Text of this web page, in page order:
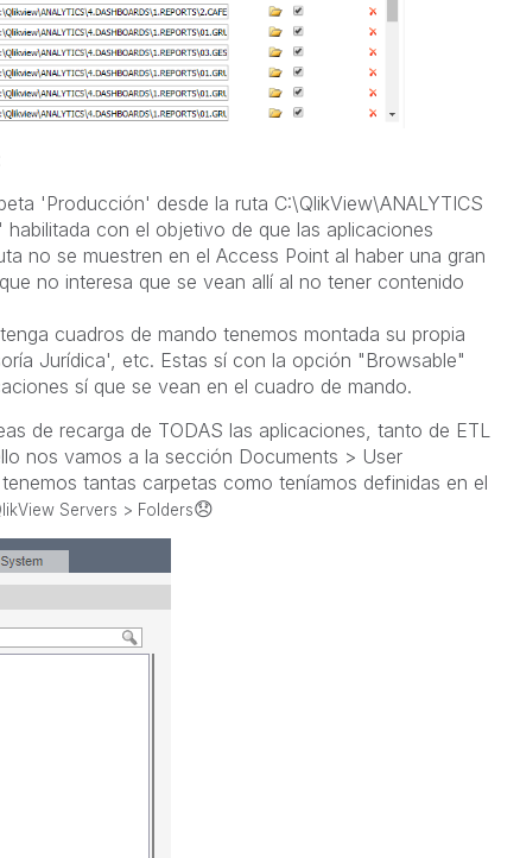
'Producción' desde la ruta C:\QlikView\ANALYTICS
con el objetivo de que las aplicaciones
no se muestren en el Access Point al haber una gran
no interesa que se vean allí al no tener contenido
cuadros de mando tenemos montada su propia
Jurídica', etc. Estas sí con la opción "Browsable"
sí que se vean en el cuadro de mando.
de recarga de TODAS las aplicaciones, tanto de ETL
nos vamos a la sección Documents > User
tantas carpetas como teníamos definidas en el
Servers > Folders😞